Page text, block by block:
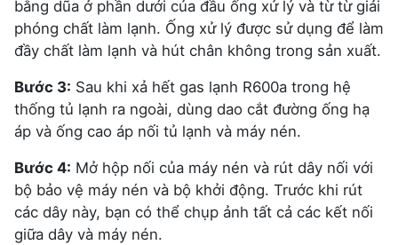
bằng dũa ở phần dưới của đầu ống xử lý và từ từ giải
phóng chất làm lạnh. Ống xử lý được sử dụng để làm
đầy chất làm lạnh và hút chân không trong sản xuất.
Bước 3: Sau khi xả hết gas lạnh R600a trong hệ
thống tủ lạnh ra ngoài, dùng dao cắt đường ống hạ
áp và ống cao áp nối tủ lạnh và máy nén.
Bước 4: Mở hộp nối của máy nén và rút dây nối với
bộ bảo vệ máy nén và bộ khởi động. Trước khi rút
các dây này, bạn có thể chụp ảnh tất cả các kết nối
giữa dây và máy nén.